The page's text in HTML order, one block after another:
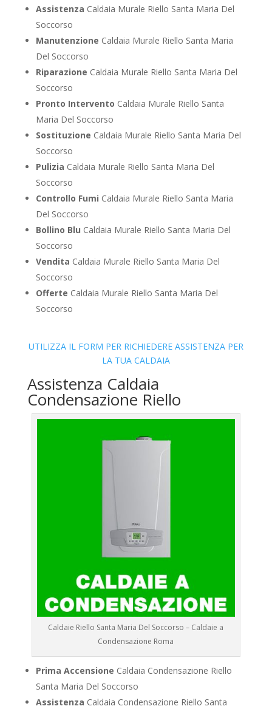
Assistenza Caldaia Murale Riello Santa Maria Del
Soccorso
Manutenzione Caldaia Murale Riello Santa Maria
Del Soccorso
Riparazione Caldaia Murale Riello Santa Maria Del
Soccorso
Pronto Intervento Caldaia Murale Riello Santa
Maria Del Soccorso
Sostituzione Caldaia Murale Riello Santa Maria Del
Soccorso
Pulizia Caldaia Murale Riello Santa Maria Del
Soccorso
Controllo Fumi Caldaia Murale Riello Santa Maria
Del Soccorso
Bollino Blu Caldaia Murale Riello Santa Maria Del
Soccorso
Vendita Caldaia Murale Riello Santa Maria Del
Soccorso
Offerte Caldaia Murale Riello Santa Maria Del
Soccorso
UTILIZZA IL FORM PER RICHIEDERE ASSISTENZA PER
LA TUA CALDAIA
Assistenza Caldaia
Condensazione Riello
Caldaie Riello Santa Maria Del Soccorso – Caldaie a
Condensazione Roma
Prima Accensione Caldaia Condensazione Riello
Santa Maria Del Soccorso
Assistenza Caldaia Condensazione Riello Santa